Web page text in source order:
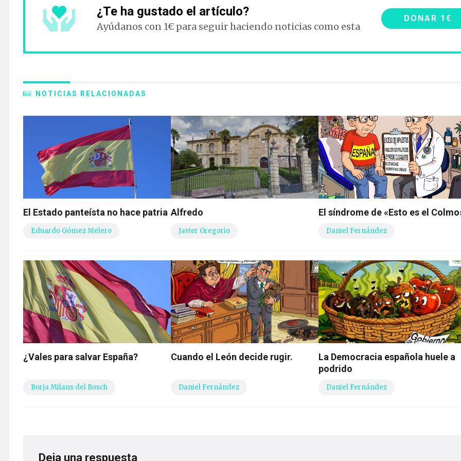
¿Te ha gustado el artículo?
Ayúdanos con 1€ para seguir haciendo noticias como esta
DONAR 1€
NOTICIAS RELACIONADAS
El Estado panteísta no hace patria
Eduardo Gómez Melero
Alfredo
Javier Gregorio
El síndrome de «Esto es el
Daniel Fernández
¿Vales para salvar España?
Borja Milans del Bosch
Cuando el León decide rugir.
Daniel Fernández
La Democracia española huele a
podrido
Daniel Fernández
Deja una respuesta